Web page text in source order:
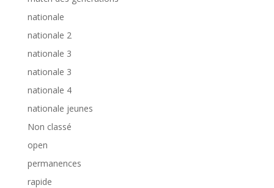
nationale
nationale 2
nationale 3
nationale 3
nationale 4
nationale jeunes
Non classé
open
permanences
rapide